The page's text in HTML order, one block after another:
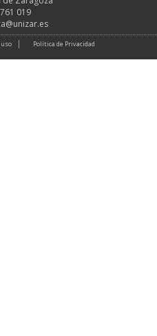
019
Política de Privacidad